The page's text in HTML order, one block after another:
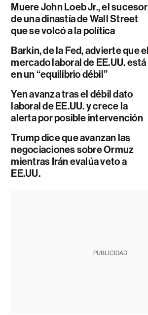
Muere John Loeb Jr., el sucesor
de una dinastía de Wall Street
que se volcó a la política
Barkin, de la Fed, advierte que el
mercado laboral de EE.UU. está
en un “equilibrio débil”
Yen avanza tras el débil dato
laboral de EE.UU. y crece la
alerta por posible intervención
Trump dice que avanzan las
negociaciones sobre Ormuz
mientras Irán evalúa veto a
EE.UU.
PUBLICIDAD